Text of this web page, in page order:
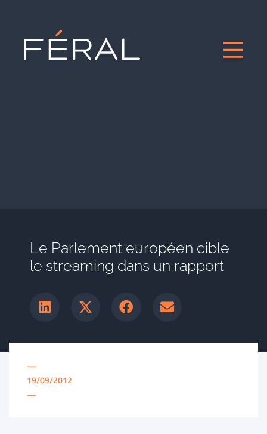
Le Parlement européen cible
le streaming dans un rapport
—
19/09/2012
—